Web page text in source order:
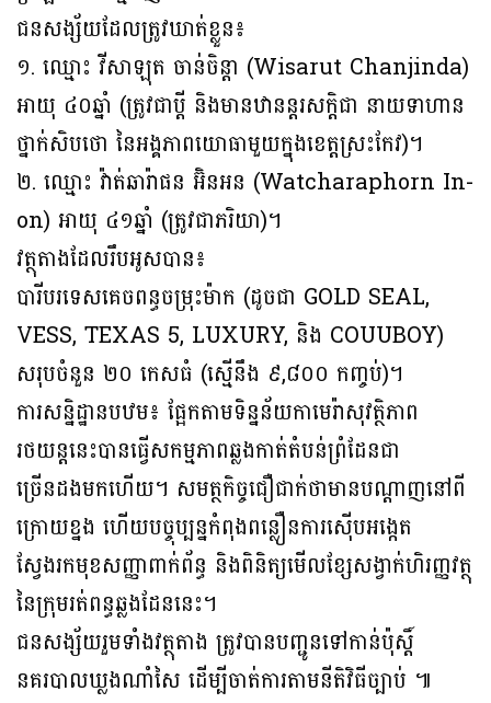
ជនសង្ស័យដែលត្រូវឃាត់ខ្លួន៖
១. ឈ្មោះ វីសាឡុត ចាន់ចិន្តា (Wisarut Chanjinda)
អាយុ ៤០ឆ្នាំ (ត្រូវជាប្តី និងមានឋានន្តរសក្តិជា នាយទាហាន
ថ្នាក់សិបថោ នៃអង្គភាពយោធាមួយក្នុងខេត្តស្រះកែវ)។
២. ឈ្មោះ វ៉ាត់ឆារ៉ាផន អ៊ិនអន (Watcharaphorn In-
on) អាយុ ៤១ឆ្នាំ (ត្រូវជាភរិយា)។
វត្ថុតាងដែលរឹបអូសបាន៖
បារីបរទេសគេចពន្ធចម្រុះម៉ាក (ដូចជា GOLD SEAL,
VESS, TEXAS 5, LUXURY, និង COUUBOY)
សរុបចំនួន ២០ កេសធំ (ស្មើនឹង ៩,៨០០ កញ្ចប់)។
ការសន្និដ្ឋានបឋម៖ ផ្អែកតាមទិន្នន័យកាមេរ៉ាសុវត្ថិភាព
រថយន្តនេះបានធ្វើសកម្មភាពឆ្លងកាត់តំបន់ព្រំដែនជា
ច្រើនដងមកហើយ។ សមត្ថកិច្ចជឿជាក់ថាមានបណ្តាញនៅពី
ក្រោយខ្នង ហើយបច្ចុប្បន្នកំពុងពន្លឿនការស៊ើបអង្កេត
ស្វែងរកមុខសញ្ញាពាក់ព័ន្ធ និងពិនិត្យមើលខ្សែសង្វាក់ហិរញ្ញវត្ថុ
នៃក្រុមរត់ពន្ធឆ្លងដែននេះ។
ជនសង្ស័យរួមទាំងវត្ថុតាង ត្រូវបានបញ្ជូនទៅកាន់ប៉ុស្តិ៍
នគរបាលឃ្លងណាំសៃ ដើម្បីចាត់ការតាមនីតិវិធីច្បាប់ ៕